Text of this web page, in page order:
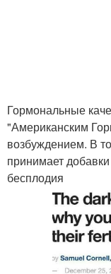
Гормональные
"Американским
возбуждением. В
принимает
бесплодия